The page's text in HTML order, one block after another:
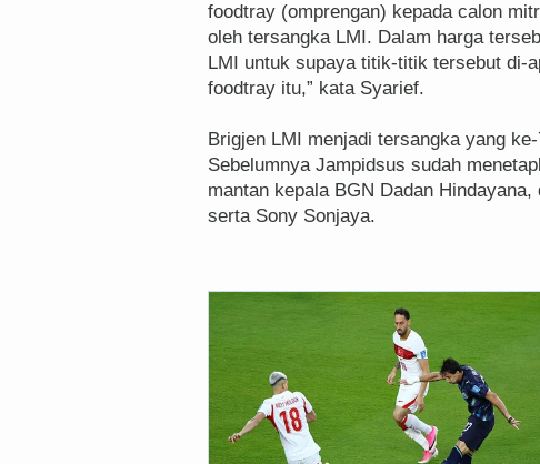
foodtray (omprengan) kepada calon
oleh tersangka LMI. Dalam harga
LMI untuk supaya titik-titik tersebut di-
foodtray itu,” kata Syarief.
Brigjen LMI menjadi tersangka yang
Sebelumnya Jampidsus sudah
mantan kepala BGN Dadan
serta Sony Sonjaya.